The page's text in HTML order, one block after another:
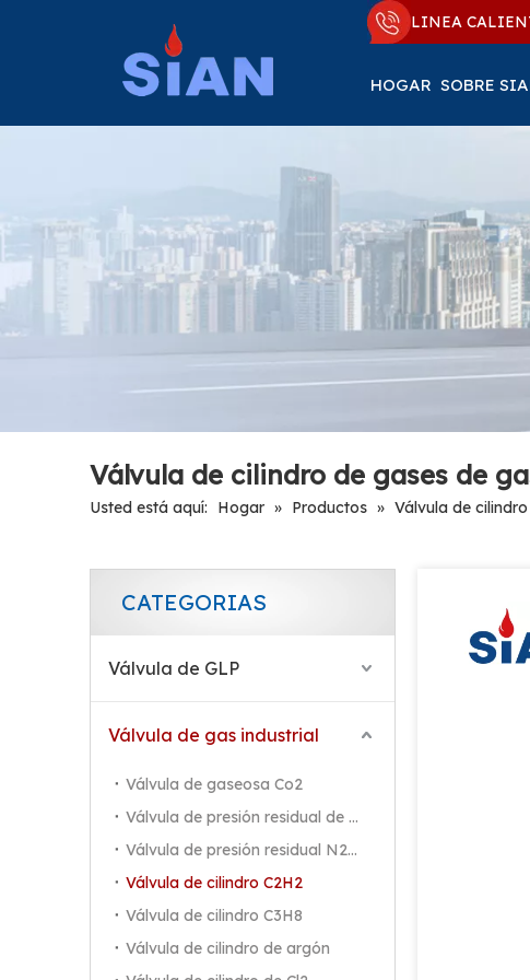
LINEA
HOGAR SOBRE
Válvula de cilindro de gases de
Usted está aquí: Hogar » Productos » Válvula de cilindro
CATEGORIAS
Válvula de GLP
Válvula de gas industrial
Válvula de gaseosa Co2
Válvula de presión residual de Co2
Válvula de presión residual N2/Ar/He
Válvula de cilindro C2H2
Válvula de cilindro C3H8
Válvula de cilindro de argón